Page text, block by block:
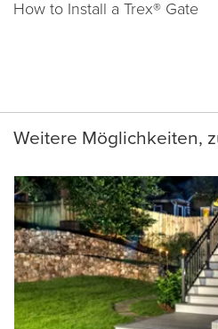
How to Install a Trex® Gate
Weitere Möglichkeiten,